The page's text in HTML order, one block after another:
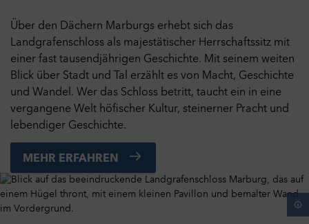
Über den Dächern Marburgs erhebt sich das
Landgrafenschloss als majestätischer Herrschaftssitz mit
einer fast tausendjährigen Geschichte. Mit seinem weiten
Blick über Stadt und Tal erzählt es von Macht, Geschichte
und Wandel. Wer das Schloss betritt, taucht ein in eine
vergangene Welt höfischer Kultur, steinerner Pracht und
lebendiger Geschichte.
MEHR ERFAHREN
wie bspw. YouTube anzeigen. Dabei werden Cookies von
Cookies
Auswahl übernehmen